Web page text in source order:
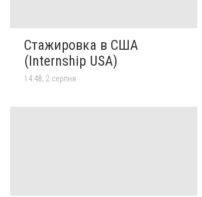
Стажировка в США
(Internship USA)
14:48, 2 серпня